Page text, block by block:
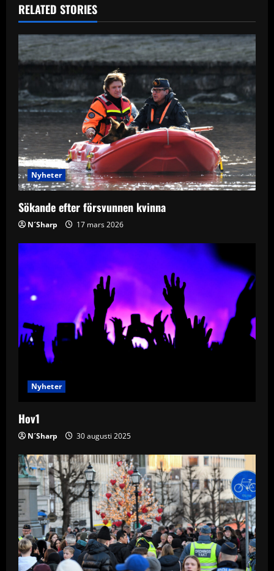
a
v
i
g
a
t
i
o
n
RELATED STORIES
Nyheter
Sökande efter försvunnen kvinna
N´Sharp 17 mars 2026
Nyheter
Hov1
N´Sharp 30 augusti 2025